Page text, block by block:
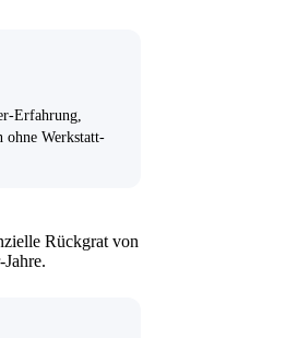
Erfahrung,
ohne Werkstatt-
Rückgrat von